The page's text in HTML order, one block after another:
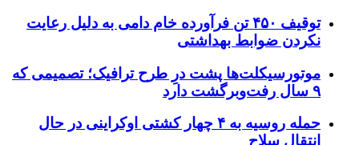
توقیف ۴۵۰ تن فرآورده خام دامی به دلیل رعایت
نکردن ضوابط بهداشتی
موتورسیکلت‌ها پشت درِ طرح ترافیک؛ تصمیمی که
۹ سال رفت‌وبرگشت دارد
حمله روسیه به ۴ چهار کشتی اوکراینی در حال
انتقال سلاح